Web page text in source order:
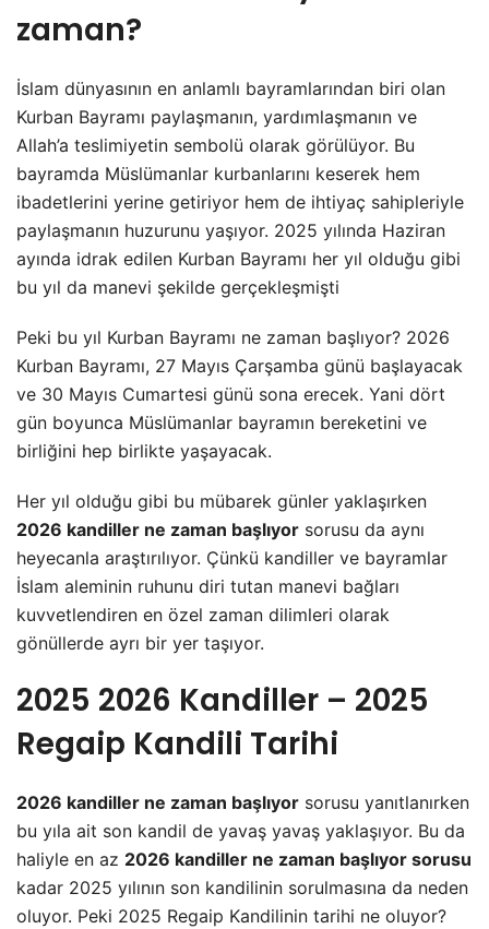
zaman?
İslam dünyasının en anlamlı bayramlarından biri olan
Kurban Bayramı paylaşmanın, yardımlaşmanın ve
Allah’a teslimiyetin sembolü olarak görülüyor. Bu
bayramda Müslümanlar kurbanlarını keserek hem
ibadetlerini yerine getiriyor hem de ihtiyaç sahipleriyle
paylaşmanın huzurunu yaşıyor. 2025 yılında Haziran
ayında idrak edilen Kurban Bayramı her yıl olduğu gibi
bu yıl da manevi şekilde gerçekleşmişti
Peki bu yıl Kurban Bayramı ne zaman başlıyor? 2026
Kurban Bayramı, 27 Mayıs Çarşamba günü başlayacak
ve 30 Mayıs Cumartesi günü sona erecek. Yani dört
gün boyunca Müslümanlar bayramın bereketini ve
birliğini hep birlikte yaşayacak.
Her yıl olduğu gibi bu mübarek günler yaklaşırken
2026 kandiller ne zaman başlıyor sorusu da aynı
heyecanla araştırılıyor. Çünkü kandiller ve bayramlar
İslam aleminin ruhunu diri tutan manevi bağları
kuvvetlendiren en özel zaman dilimleri olarak
gönüllerde ayrı bir yer taşıyor.
2025 2026 Kandiller – 2025
Regaip Kandili Tarihi
2026 kandiller ne zaman başlıyor sorusu yanıtlanırken
bu yıla ait son kandil de yavaş yavaş yaklaşıyor. Bu da
haliyle en az 2026 kandiller ne zaman başlıyor sorusu
kadar 2025 yılının son kandilinin sorulmasına da neden
oluyor. Peki 2025 Regaip Kandilinin tarihi ne oluyor?